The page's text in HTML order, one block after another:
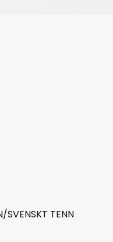
SVENSKT TENN